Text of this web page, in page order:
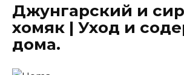
Джунгарский и
хомяк | Уход и
дома.